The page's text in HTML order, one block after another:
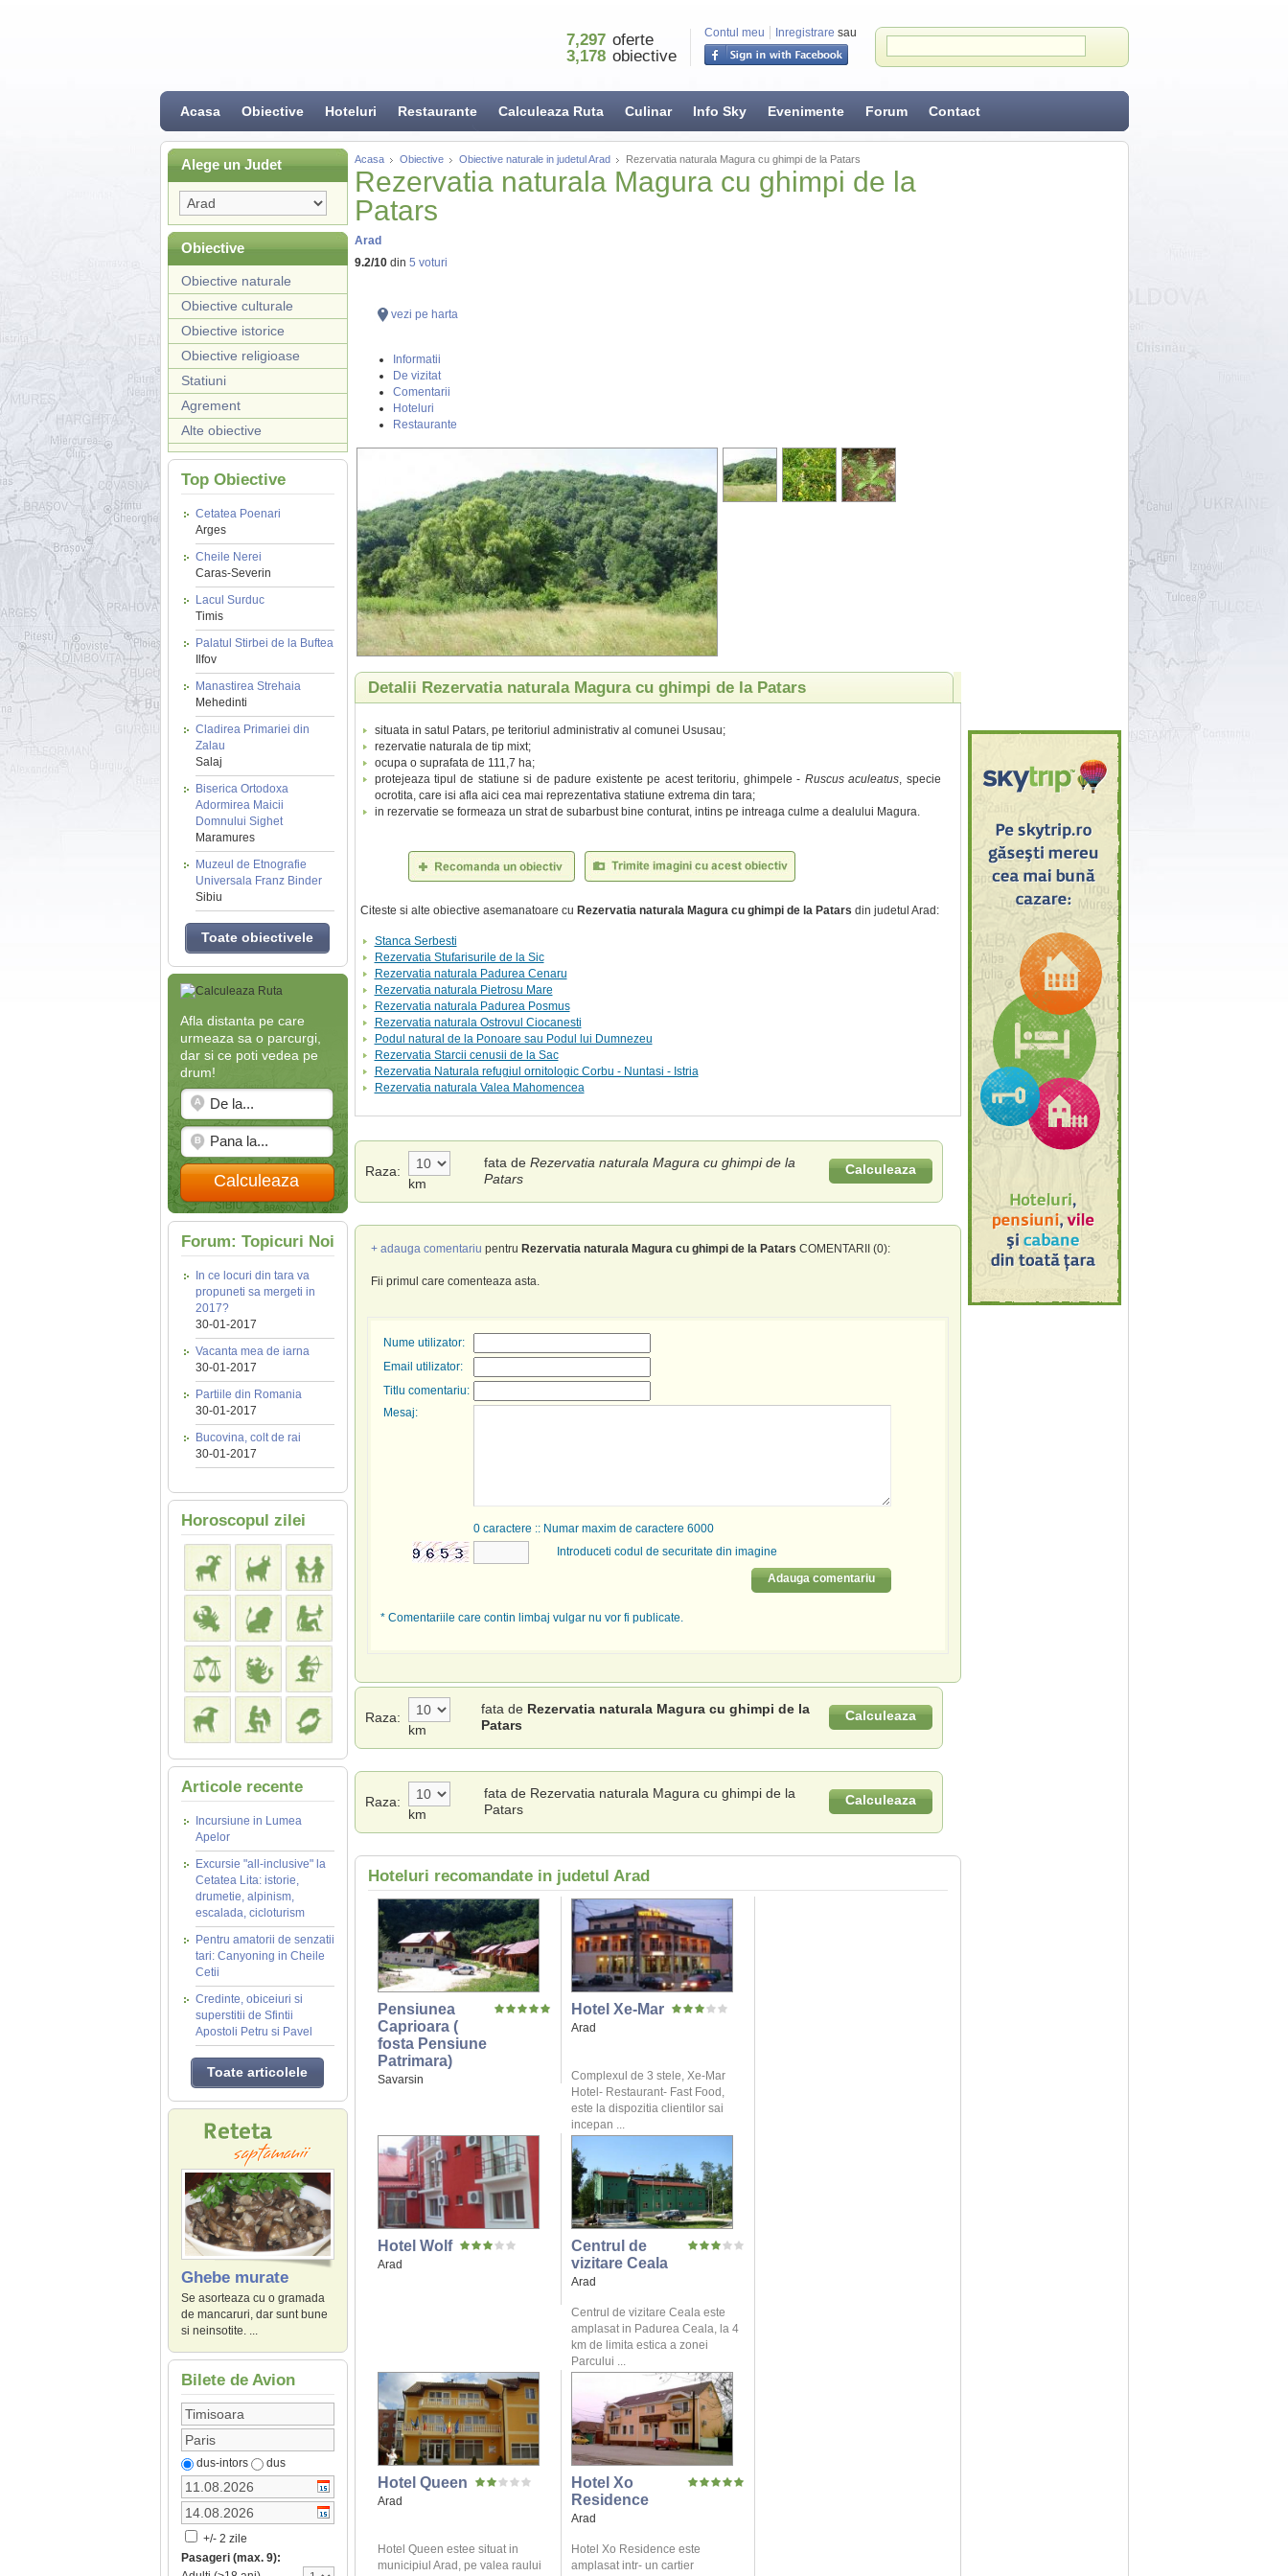
Contul meu Inregistrare sau
7,297 oferte
3,178 obiective
Acasa Obiective Hoteluri Restaurante Calculeaza Ruta Culinar Info Sky Evenimente Forum Contact
Alege un Judet
Obiective
Obiective naturale
Obiective culturale
Obiective istorice
Obiective religioase
Statiuni
Agrement
Alte obiective
Top Obiective
Cetatea Poenari
Arges
Cheile Nerei
Caras-Severin
Lacul Surduc
Timis
Palatul Stirbei de la Buftea
Ilfov
Manastirea Strehaia
Mehedinti
Cladirea Primariei din
Zalau
Salaj
Biserica Ortodoxa
Adormirea Maicii
Domnului Sighet
Maramures
Muzeul de Etnografie
Universala Franz Binder
Sibiu
Toate obiectivele
Afla distanta pe care
urmeaza sa o parcurgi,
dar si ce poti vedea pe
drum!
Calculeaza
Forum: Topicuri Noi
In ce locuri din tara va
propuneti sa mergeti in
2017?
30-01-2017
Vacanta mea de iarna
30-01-2017
Partiile din Romania
30-01-2017
Bucovina, colt de rai
30-01-2017
Horoscopul zilei
Articole recente
Incursiune in Lumea
Apelor
Excursie "all-inclusive" la
Cetatea Lita: istorie,
drumetie, alpinism,
escalada, cicloturism
Pentru amatorii de senzatii
tari: Canyoning in Cheile
Cetii
Credinte, obiceiuri si
superstitii de Sfintii
Apostoli Petru si Pavel
Toate articolele
Ghebe murate
Se asorteaza cu o gramada
de mancaruri, dar sunt bune
si neinsotite. ...
Bilete de Avion
dus-intors dus
+/- 2 zile
Pasageri (max. 9):
Acasa Obiective Obiective naturale in judetul Arad Rezervatia naturala Magura cu ghimpi de la Patars
Rezervatia naturala Magura cu ghimpi de la
Patars
Arad
9.2/10din 5 voturi
vezi pe harta
Informatii
De vizitat
Comentarii
Hoteluri
Restaurante
Detalii Rezervatia naturala Magura cu ghimpi de la Patars
situata in satul Patars, pe teritoriul administrativ al comunei Ususau;
rezervatie naturala de tip mixt;
ocupa o suprafata de 111,7 ha;
protejeaza tipul de statiune si de padure existente pe acest teritoriu, ghimpele - Ruscus aculeatus, specie
ocrotita, care isi afla aici cea mai reprezentativa statiune extrema din tara;
in rezervatie se formeaza un strat de subarbust bine conturat, intins pe intreaga culme a dealului Magura.
Citeste si alte obiective asemanatoare cu Rezervatia naturala Magura cu ghimpi de la Patars din judetul Arad:
Stanca Serbesti
Rezervatia Stufarisurile de la Sic
Rezervatia naturala Padurea Cenaru
Rezervatia naturala Pietrosu Mare
Rezervatia naturala Padurea Posmus
Rezervatia naturala Ostrovul Ciocanesti
Podul natural de la Ponoare sau Podul lui Dumnezeu
Rezervatia Starcii cenusii de la Sac
Rezervatia Naturala refugiul ornitologic Corbu - Nuntasi - Istria
Rezervatia naturala Valea Mahomencea
Raza:
km
fata de Rezervatia naturala Magura cu ghimpi de la
Patars
Calculeaza
+ adauga comentariu pentru Rezervatia naturala Magura cu ghimpi de la Patars COMENTARII (0):
Fii primul care comenteaza asta.
Nume utilizator:
Email utilizator:
Titlu comentariu:
Mesaj:
0caractere :: Numar maxim de caractere 6000
Introduceti codul de securitate din imagine
Adauga comentariu
* Comentariile care contin limbaj vulgar nu vor fi publicate.
Raza:
km
fata de Rezervatia naturala Magura cu ghimpi de la
Patars
Calculeaza
Raza:
km
fata de Rezervatia naturala Magura cu ghimpi de la
Patars
Calculeaza
Hoteluri recomandate in judetul Arad
Pensiunea
Caprioara (
fosta Pensiune
Patrimara)
Savarsin
Hotel Xe-Mar
Arad
Complexul de 3 stele, Xe-Mar
Hotel- Restaurant- Fast Food,
este la dispozitia clientilor sai
incepan ...
Hotel Wolf
Arad
Centrul de
vizitare Ceala
Arad
Centrul de vizitare Ceala este
amplasat in Padurea Ceala, la 4
km de limita estica a zonei
Parcului ...
Hotel Queen
Arad
Hotel Queen estee situat in
municipiul Arad, pe valea raului
Hotel Xo
Residence
Arad
Hotel Xo Residence este
amplasat intr- un cartier